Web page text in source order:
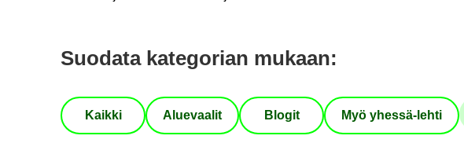
Suo­da­ta ka­te­go­rian mu­kaan:
Kaik­ki Alue­vaa­lit Blo­git Myö yhessä-​lehti